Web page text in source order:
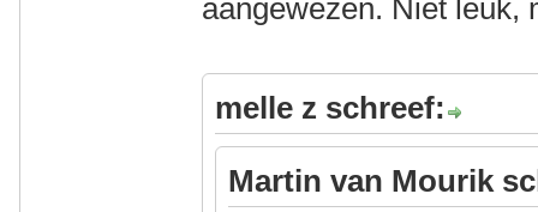
aangewezen. Niet
melle z schreef:
Martin van Mourik